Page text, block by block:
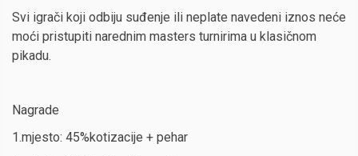
Svi igrači koji odbiju suđenje ili neplate navedeni iznos neće
moći pristupiti narednim masters turnirima u klasičnom
pikadu.
Nagrade
1.mjesto: 45%kotizacije + pehar